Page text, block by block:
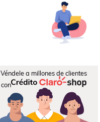
Véndele a millones de clientes
con